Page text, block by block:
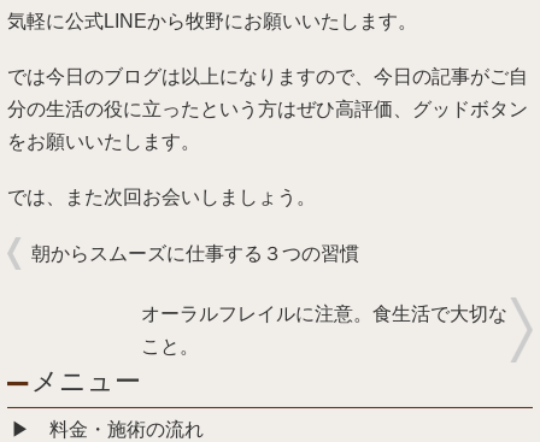
気軽に公式LINEから牧野にお願いいたします。
では今日のブログは以上になりますので、今日の記事がご自
分の生活の役に立ったという方はぜひ高評価、グッドボタン
をお願いいたします。
では、また次回お会いしましょう。
朝からスムーズに仕事する３つの習慣
オーラルフレイルに注意。食生活で大切な
こと。
メニュー
料金・施術の流れ